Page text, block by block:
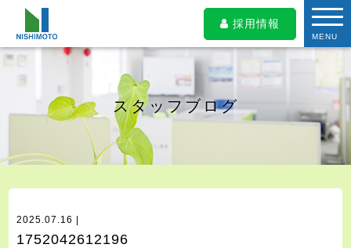
採用情報
MENU
スタッフブログ
2025.07.16 |
1752042612196